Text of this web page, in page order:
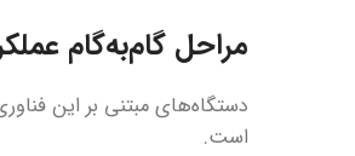
مراحل گام‌به‌گام
دستگاه‌های مبتنی بر این
است.